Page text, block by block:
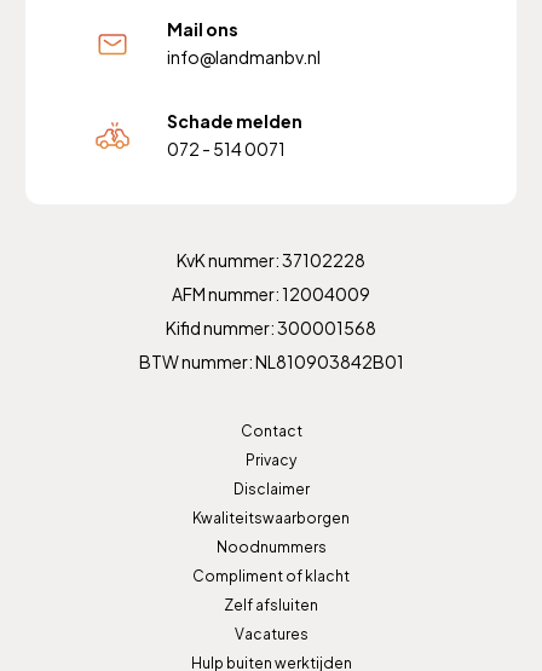
Mail ons
info@landmanbv.nl
Schade melden
072 - 514 0071
KvK nummer: 37102228
AFM nummer: 12004009
Kifid nummer: 300001568
BTW nummer: NL810903842B01
Contact
Privacy
Disclaimer
Kwaliteitswaarborgen
Noodnummers
Compliment of klacht
Zelf afsluiten
Vacatures
Hulp buiten werktijden